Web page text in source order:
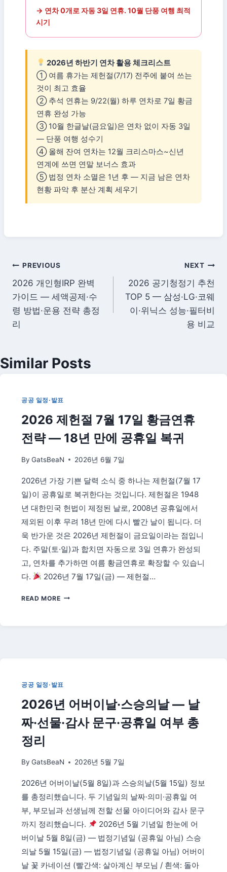
→ 연차 0개로 자동 3일 연휴. 10월 단풍 여행 최적
시기
2026년 하반기 연차 활용 체크리스트
① 여름 휴가는 제헌절(7/17) 전주에 붙여 쓰는
것이 최고 효율
② 추석 연휴는 9/22(월) 하루 연차로 7일 황금
연휴 완성 가능
③ 10월 한글날(금요일)은 연차 없이 자동 3일
— 단풍 여행 성수기
④ 올해 잔여 연차는 12월 크리스마스~신년
연계에 쓰면 연말 보너스 효과
⑤ 법정 연차 소멸은 1년 후 — 지금 남은 연차
현황 파악 후 분산 계획 세우기
글
탐
색
PREVIOUS
2026 개인형IRP 완벽
가이드 — 세액공제·수
령 방법·운용 전략 총정
리
NEXT
2026 공기청정기 추천
TOP 5 — 삼성·LG·코웨
이·위닉스 성능·필터비
용 비교
Similar Posts
공공 일정·발표
2026 제헌절 7월 17일 황금연휴
전략 — 18년 만에 공휴일 복귀
By GatsBeaN 2026년 6월 7일
2026년 가장 기쁜 달력 소식 중 하나는 제헌절(7월 17
일)이 공휴일로 복귀한다는 것입니다. 제헌절은 1948
년 대한민국 헌법이 제정된 날로, 2008년 공휴일에서
제외된 이후 무려 18년 만에 다시 빨간 날이 됩니다. 더
욱 반가운 것은 2026년 제헌절이 금요일이라는 점입니
다. 주말(토·일)과 합치면 자동으로 3일 연휴가 완성되
고, 연차를 추가하면 여름 황금연휴로 확장할 수 있습니
다.
2026년 7월 17일(금) — 제헌절…
READ MORE2026
절
황
연
휴
전
년
에
공
휴
일
복
귀
공공 일정·발표
2026년 어버이날·스승의날 — 날
짜·선물·감사 문구·공휴일 여부 총
정리
By GatsBeaN 2026년 5월 7일
2026년 어버이날(5월 8일)과 스승의날(5월 15일) 정보
를 총정리했습니다. 두 기념일의 날짜·의미·공휴일 여
부, 부모님과 선생님께 전할 선물 아이디어와 감사 문구
까지 정리했습니다.
2026년 5월 기념일 한눈에 어
버이날 5월 8일(금) — 법정기념일 (공휴일 아님) 스승
의날 5월 15일(금) — 법정기념일 (공휴일 아님) 어버이
날 꽃 카네이션 (빨간색: 살아계신 부모님 / 흰색: 돌아